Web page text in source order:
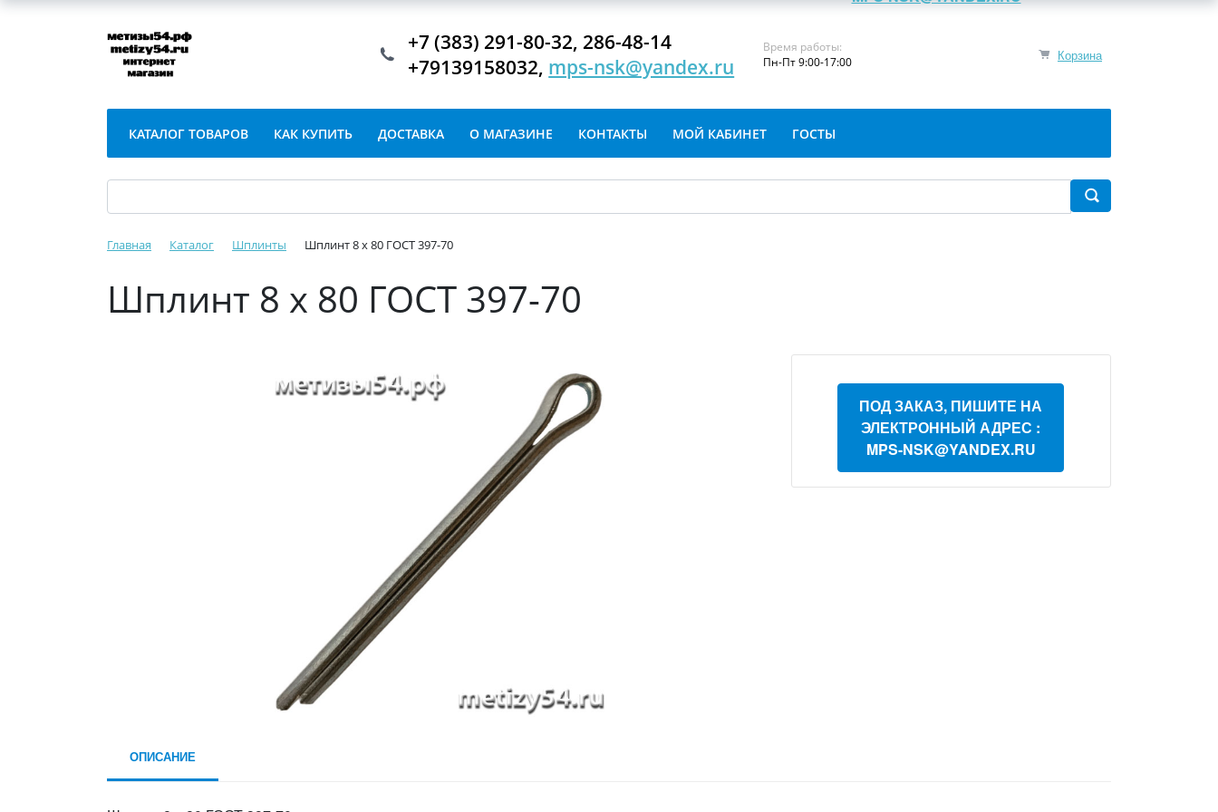
Корзина
+7 (383) 291-80-32, 286-48-14
+79139158032, mps-nsk@yandex.ru
Время работы:
Пн-Пт 9:00-17:00
КАТАЛОГ ТОВАРОВ КАК КУПИТЬ ДОСТАВКА О МАГАЗИНЕ КОНТАКТЫ МОЙ КАБИНЕТ ГОСТЫ
Главная Каталог Шплинты Шплинт 8 х 80 ГОСТ 397-70
Шплинт 8 х 80 ГОСТ 397-70
ПОД ЗАКАЗ, ПИШИТЕ НА
ЭЛЕКТРОННЫЙ АДРЕС :
MPS-NSK@YANDEX.RU
ОПИСАНИЕ